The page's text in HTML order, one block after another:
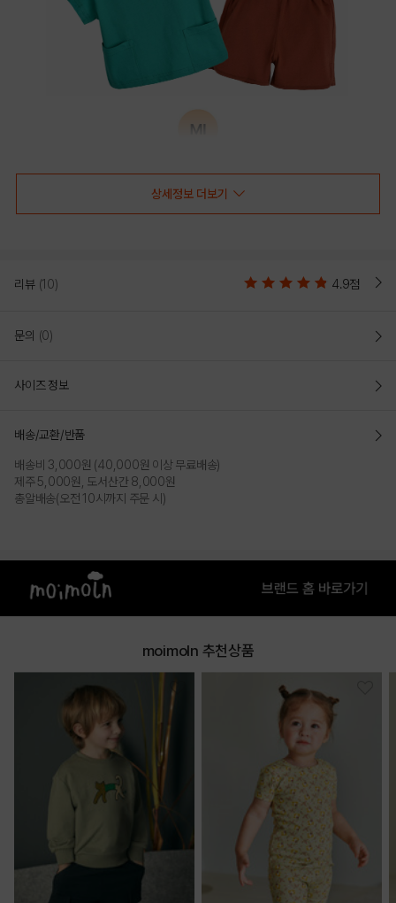
COLOR
상세정보 더보기
리뷰 (10) 4.9점
문의 (0)
사이즈 정보
배송/교환/반품
배송비 3,000원 (40,000원 이상 무료배송)
제주 5,000원, 도서산간 8,000원
총알배송(오전 10시까지 주문 시)
moimoln 추천상품